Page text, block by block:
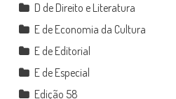
D de Direito e Literatura
E de Economia da Cultura
E de Editorial
E de Especial
Edição 58